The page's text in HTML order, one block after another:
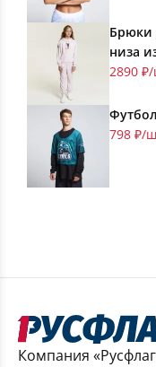
Брюки
низа
2890
798 ₽/
Компания